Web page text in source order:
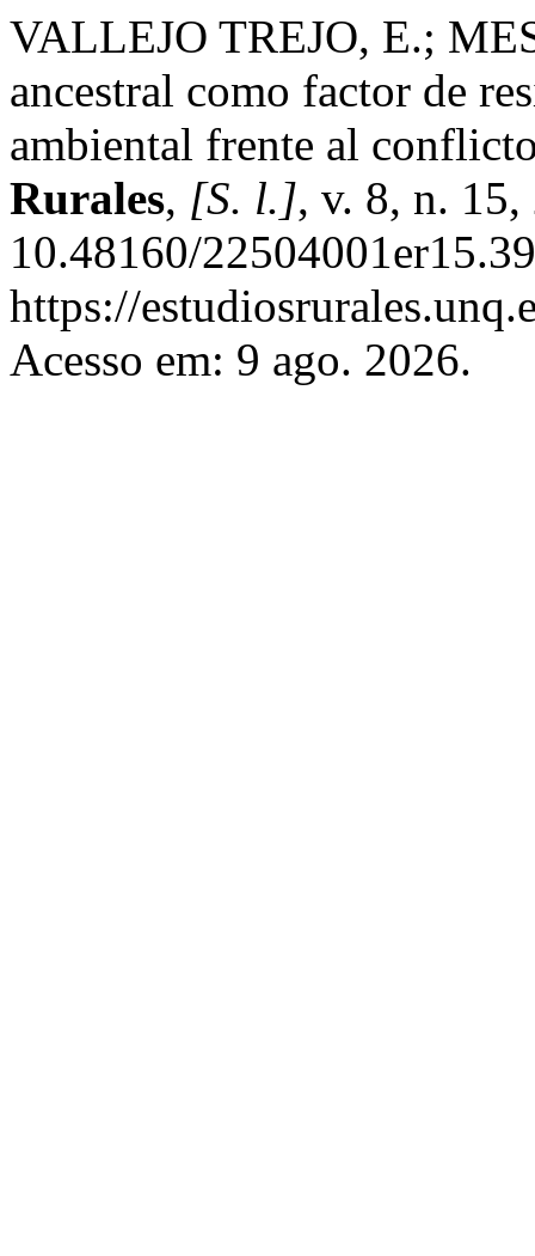
VALLEJO TREJO, E.;
ancestral como factor de
ambiental frente al
Rurales, [S. l.], v. 8, n.
10.48160/
https://
Acesso em: 9 ago. 2026.